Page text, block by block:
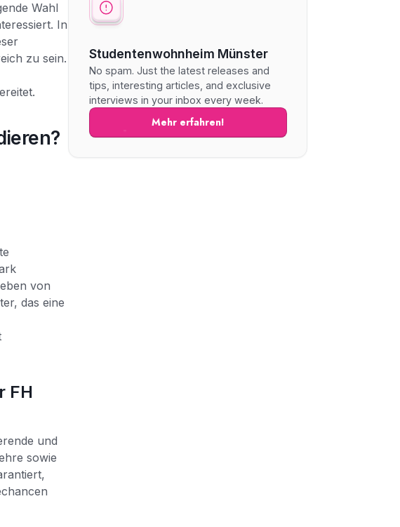
Wahl
In
zu sein.
von
das eine
FH
und
sowie
Studentenwohnheim Münster
No spam. Just the latest releases and
tips, interesting articles, and exclusive
interviews in your inbox every week.
Mehr erfahren!